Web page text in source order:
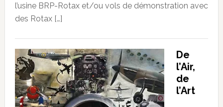
l’usine BRP-Rotax et/ou vols de démonstration avec
des Rotax […]
De
l’Air,
de
l’Art